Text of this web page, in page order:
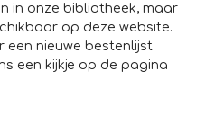
in onze bibliotheek, maar
op deze website.
een nieuwe bestenlijst
een kijkje op de pagina